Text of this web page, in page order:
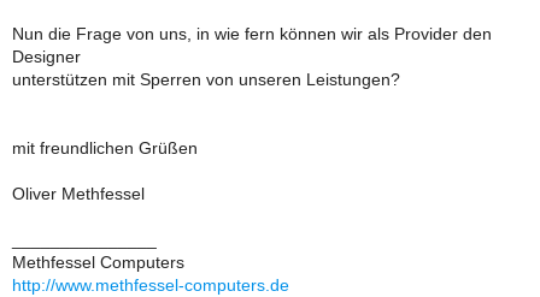
Nun die Frage von uns, in wie fern können wir als Provider den
Designer
unterstützen mit Sperren von unseren Leistungen?
mit freundlichen Grüßen
Oliver Methfessel
Methfessel Computers
http://www.methfessel-computers.de